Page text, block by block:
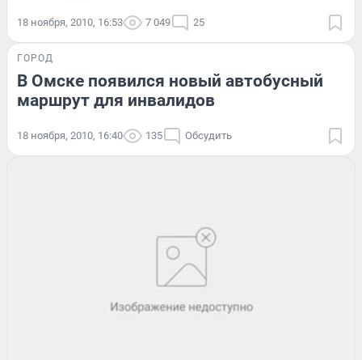
18 ноября, 2010, 16:53 7 049 25
ГОРОД
В Омске появился новый автобусный
маршрут для инвалидов
18 ноября, 2010, 16:40 135 Обсудить